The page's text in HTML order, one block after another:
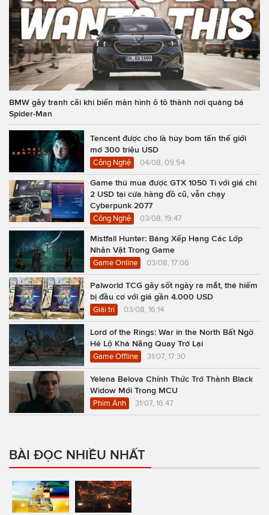
BMW gây tranh cãi khi biến màn hình ô tô thành nơi quảng bá
Spider-Man
Tencent được cho là hủy bom tấn thế giới
mở 300 triệu USD
Công Nghệ 04/08, 09:54
Game thủ mua được GTX 1050 Ti với giá chỉ
2 USD tại cửa hàng đồ cũ, vẫn chạy
Cyberpunk 2077
Công Nghệ 03/08, 19:47
Mistfall Hunter: Bảng Xếp Hạng Các Lớp
Nhân Vật Trong Game
Game Online 03/08, 17:06
Palworld TCG gây sốt ngày ra mắt, thẻ hiếm
bị đầu cơ với giá gần 4.000 USD
Giải trí 03/08, 16:14
Lord of the Rings: War in the North Bất Ngờ
Hé Lộ Khả Năng Quay Trở Lại
Game Offline 31/07, 17:30
Yelena Belova Chính Thức Trở Thành Black
Widow Mới Trong MCU
Phim Ảnh 31/07, 16:47
BÀI ĐỌC NHIỀU NHẤT